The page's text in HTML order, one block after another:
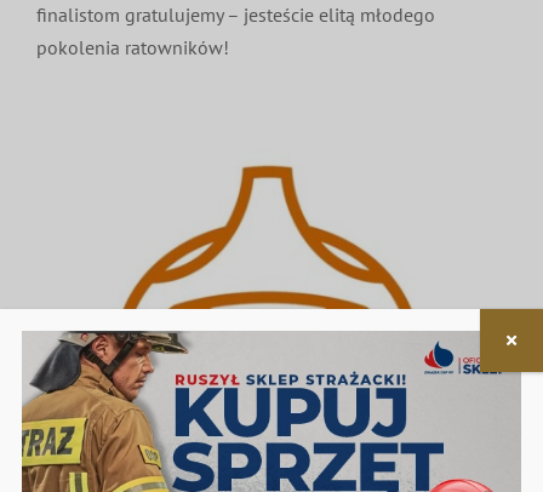
finalistom gratulujemy – jesteście elitą młodego
pokolenia ratowników!